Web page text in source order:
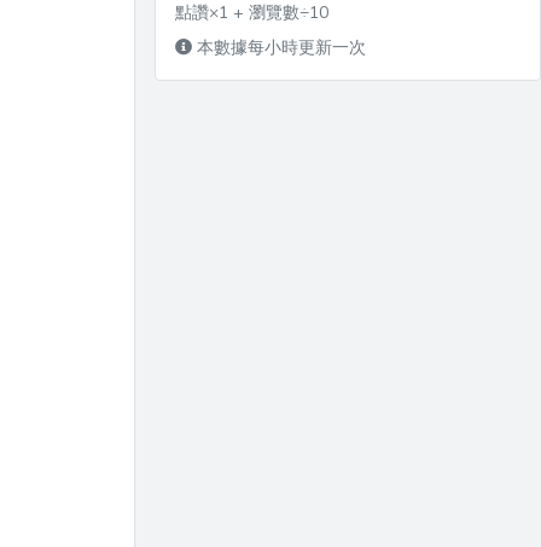
點讚×1 + 瀏覽數÷10
本數據每小時更新一次